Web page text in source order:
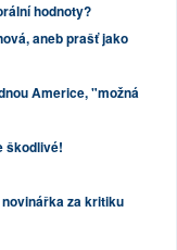
hodnoty?
aneb prašť jako
Americe, "možná
škodlivé!
za kritiku